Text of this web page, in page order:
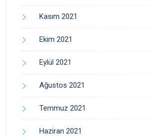
Kasım 2021
Ekim 2021
Eylül 2021
Ağustos 2021
Temmuz 2021
Haziran 2021